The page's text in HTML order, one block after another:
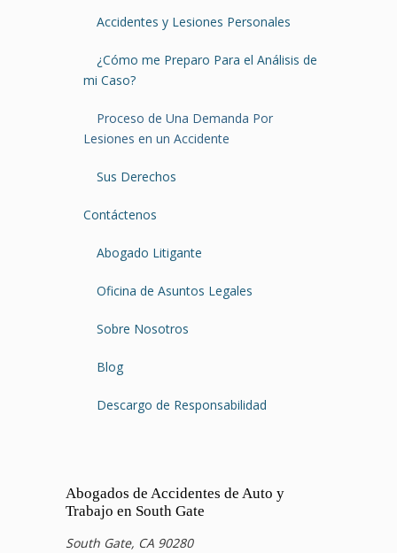
Accidentes y Lesiones Personales
¿Cómo me Preparo Para el Análisis de
mi Caso?
Proceso de Una Demanda Por
Lesiones en un Accidente
Sus Derechos
Contáctenos
Abogado Litigante
Oficina de Asuntos Legales
Sobre Nosotros
Blog
Descargo de Responsabilidad
Abogados de Accidentes de Auto y
Trabajo en South Gate
South Gate, CA 90280